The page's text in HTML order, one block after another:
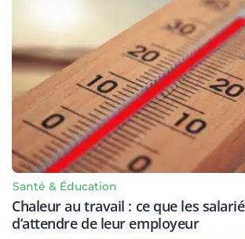
Santé & Éducation
Chaleur au travail : ce que les
d’attendre de leur employeur